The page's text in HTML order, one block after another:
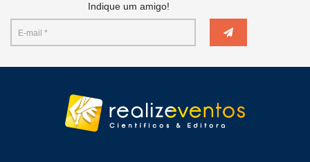
Indique um amigo!